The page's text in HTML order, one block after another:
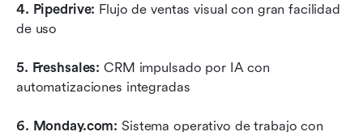
4. Pipedrive: Flujo de ventas visual con gran facilidad
de uso
5. Freshsales: CRM impulsado por IA con
automatizaciones integradas
6. Monday.com: Sistema operativo de trabajo con